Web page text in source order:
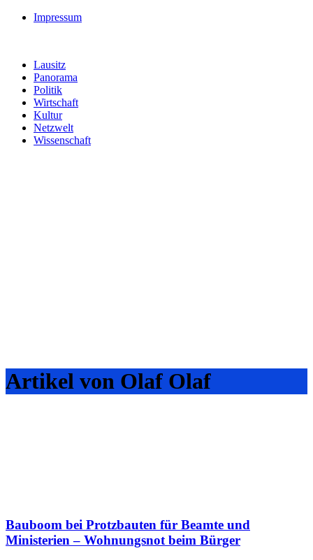
Impressum
Lausitz
Panorama
Politik
Wirtschaft
Kultur
Netzwelt
Wissenschaft
Artikel von Olaf Olaf
Bauboom bei Protzbauten für Beamte und
Ministerien – Wohnungsnot beim Bürger